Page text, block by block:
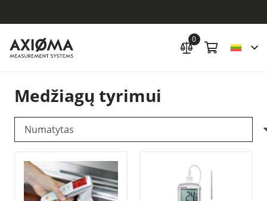
0
Medžiagų tyrimui